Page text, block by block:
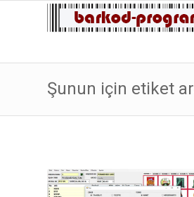
Şunun için etiket